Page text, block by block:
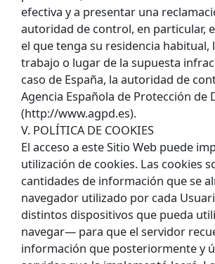
efectiva y a presentar una
autoridad de control, en particular,
el que tenga su residencia habitual,
trabajo o lugar de la supuesta
caso de España, la autoridad de
Agencia Española de Protección de
(http://www.agpd.es).
V. POLÍTICA DE COOKIES
El acceso a este Sitio Web puede
utilización de cookies. Las cookies
cantidades de información que se
navegador utilizado por cada
distintos dispositivos que pueda
navegar— para que el servidor
información que posteriormente y